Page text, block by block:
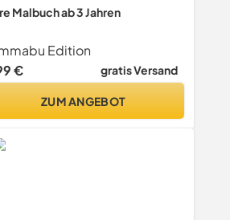
Malbuch ab 3 Jahren
Edition
€
gratis Versand
ZUM ANGEBOT